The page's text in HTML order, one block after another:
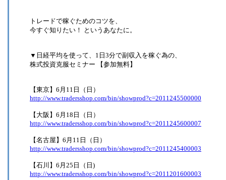
トレードで稼ぐためのコツを、
今すぐ知りたい！ というあなたに。
▼日経平均を使って、1日3分で副収入を稼ぐ為の、
株式投資克服セミナー 【参加無料】
【東京】6月11日（日）
http://www.tradersshop.com/bin/showprod?c=2011245500000
【大阪】6月18日（日）
http://www.tradersshop.com/bin/showprod?c=2011245600007
【名古屋】6月11日（日）
http://www.tradersshop.com/bin/showprod?c=2011245400003
【石川】6月25日（日)
http://www.tradersshop.com/bin/showprod?c=2011201600003